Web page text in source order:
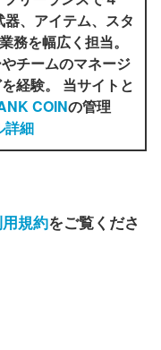
、アイテム、スタ
務を幅広く担当。
チームのマネージ
経験。 当サイトと
COINの管理
詳細
規約をご覧くださ